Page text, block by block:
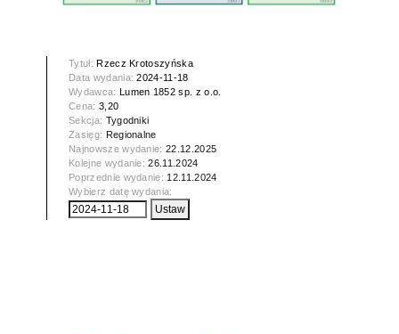
Tytuł:Rzecz Krotoszyńska
Data wydania:2024-11-18
Wydawca: Lumen 1852 sp. z o.o.
Cena: 3,20
Sekcja: Tygodniki
Zasięg: Regionalne
Najnowsze wydanie:22.12.2025
Kolejne wydanie:26.11.2024
Poprzednie wydanie: 12.11.2024
Wybierz datę wydania: